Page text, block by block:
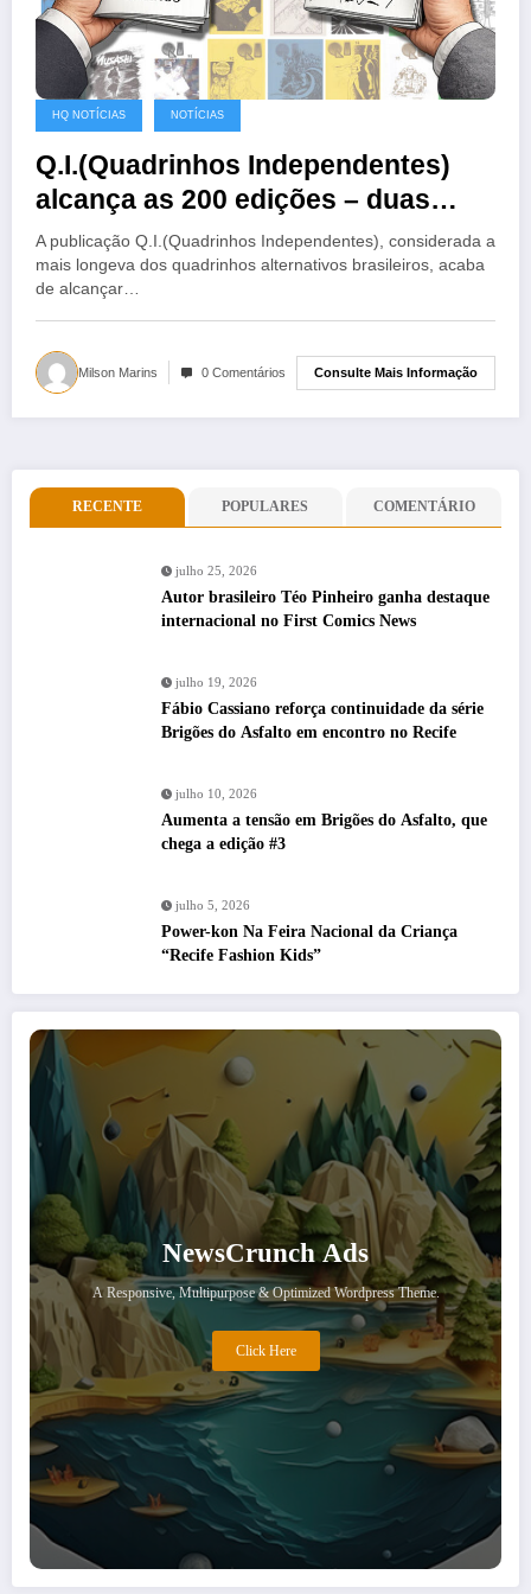
HQ NOTÍCIAS NOTÍCIAS
Q.I.(Quadrinhos Independentes)
alcança as 200 edições – duas
edições em PDF grátis.
A publicação Q.I.(Quadrinhos Independentes), considerada a
mais longeva dos quadrinhos alternativos brasileiros, acaba
de alcançar…
Milson Marins 0 Comentários Consulte Mais Informação
RECENTE POPULARES COMENTÁRIO
julho 25, 2026
Autor brasileiro Téo Pinheiro ganha destaque
internacional no First Comics News
julho 19, 2026
Fábio Cassiano reforça continuidade da série
Brigões do Asfalto em encontro no Recife
julho 10, 2026
Aumenta a tensão em Brigões do Asfalto, que
chega a edição #3
julho 5, 2026
Power-kon Na Feira Nacional da Criança
“Recife Fashion Kids”
NewsCrunch Ads
A Responsive, Multipurpose & Optimized Wordpress Theme.
Click Here